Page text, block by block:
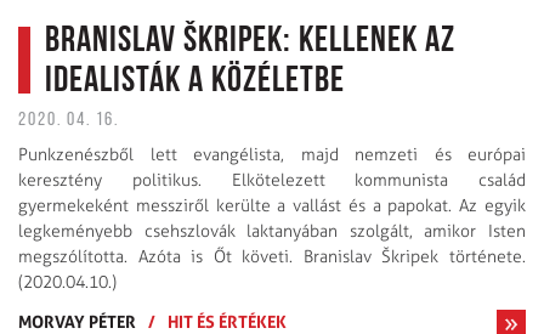
Branislav Škripek: Kellenek az
idealisták a közéletbe
2020. 04. 16.
Punkzenészből lett evangélista, majd nemzeti és európai
keresztény politikus. Elkötelezett kommunista család
gyermekeként messziről kerülte a vallást és a papokat. Az egyik
legkeményebb csehszlovák laktanyában szolgált, amikor Isten
megszólította. Azóta is Őt követi. Branislav Škripek története.
(2020.04.10.)
MORVAY PÉTER
/ HIT ÉS ÉRTÉKEK